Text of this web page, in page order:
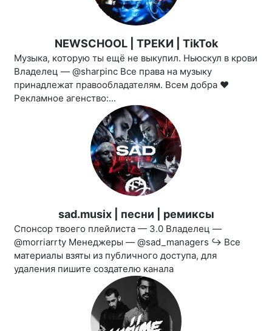
NEWSCHOOL | ТРЕКИ | TikTok
Музыка, которую ты ещё не выкупил. Ньюскул в крови
Владелец — @sharpinc Все права на музыку
принадлежат правообладателям. Всем добра ❤️
Рекламное агенство:...
sad.musix | песни | ремиксы
Спонсор твоего плейлиста — 3.0 Владелец —
@morriarrty Менеджеры — @sad_managers ↪️ Все
материалы взяты из публичного доступа, для
удаления пишите создателю канала